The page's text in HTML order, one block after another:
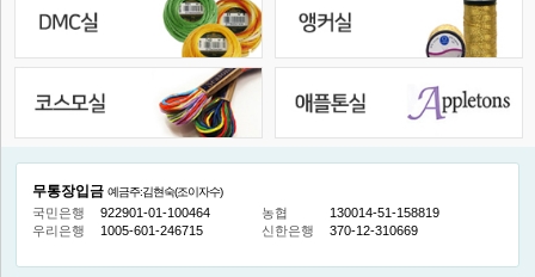
무통장입금 예금주:김현숙(조이자수)
국민은행 922901-01-100464 농협
130014-51-158819
우리은행
1005-601-246715 신한은행 370-12-310669